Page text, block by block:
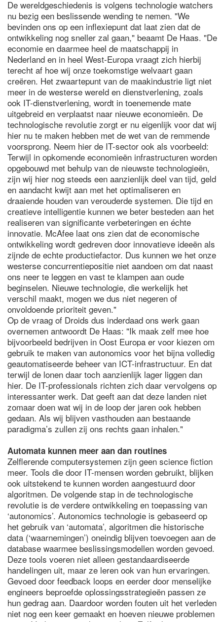
De wereldgeschiedenis is volgens technologie watchers
nu bezig een beslissende wending te nemen. "We
bevinden ons op een inflexiepunt dat laat zien dat de
ontwikkeling nog sneller zal gaan," beaamt De Haas. "De
economie en daarmee heel de maatschappij in
Nederland en in heel West-Europa vraagt zich hierbij
terecht af hoe wij onze toekomstige welvaart gaan
creëren. Het zwaartepunt van de maakindustrie ligt niet
meer in de westerse wereld en dienstverlening, zoals
ook IT-dienstverlening, wordt in toenemende mate
uitgebreid en verplaatst naar nieuwe economieën. De
technologische revolutie zorgt er nu eigenlijk voor dat wij
hier nu te maken hebben met de wet van de remmende
voorsprong. Neem hier de IT-sector ook als voorbeeld:
Terwijl in opkomende economieën infrastructuren worden
opgebouwd met behulp van de nieuwste technologieën,
zijn wij hier nog steeds een aanzienlijk deel van tijd, geld
en aandacht kwijt aan met het optimaliseren en
draaiende houden van verouderde systemen. Die tijd en
creatieve intelligentie kunnen we beter besteden aan het
realiseren van significante verbeteringen en échte
innovatie. McAfee laat ons zien dat de economische
ontwikkeling wordt gedreven door innovatieve ideeën als
zijnde de echte productiefactor. Dus kunnen we het onze
westerse concurrentiepositie niet aandoen om dat naast
ons neer te leggen en vast te klampen aan oude
beginselen. Nieuwe technologie, die werkelijk het
verschil maakt, mogen we dus niet negeren of
onvoldoende prioriteit geven."
Op de vraag of Droids dus inderdaad ons werk gaan
overnemen antwoordt De Haas: "Ik maak zelf mee hoe
bijvoorbeeld bedrijven in Oost Europa er voor kiezen om
gebruik te maken van autonomics voor het bijna volledig
geautomatiseerde beheer van ICT-infrastructuur. En dat
terwijl de lonen daar toch aanzienlijk lager liggen dan
hier. De IT-professionals richten zich daar vervolgens op
interessanter werk. Dat geeft aan dat deze landen niet
zomaar doen wat wij in de loop der jaren ook hebben
gedaan. Als wij blijven vasthouden aan bestaande
paradigma’s zullen zij ons rechts gaan inhalen."
Automata kunnen meer aan dan routines
Zelflerende computersystemen zijn geen science fiction
meer. Tools die door IT-mensen worden gebruikt, blijken
ook uitstekend te kunnen worden aangestuurd door
algoritmen. De volgende stap in de technologische
revolutie is de verdere ontwikkeling en toepassing van
‘autonomics’. Autonomics technologie is gebaseerd op
het gebruik van ‘automata’, algoritmen die historische
data (‘waarnemingen’) oneindig blijven toevoegen aan de
database waarmee beslissingsmodellen worden gevoed.
Deze tools voeren niet alleen gestandaardiseerde
handelingen uit, maar ze leren ook van hun ervaringen.
Gevoed door feedback loops en eerder door menselijke
engineers beproefde oplossingsstrategieën passen ze
hun gedrag aan. Daardoor worden fouten uit het verleden
niet nog een keer gemaakt en hoeven nieuwe problemen